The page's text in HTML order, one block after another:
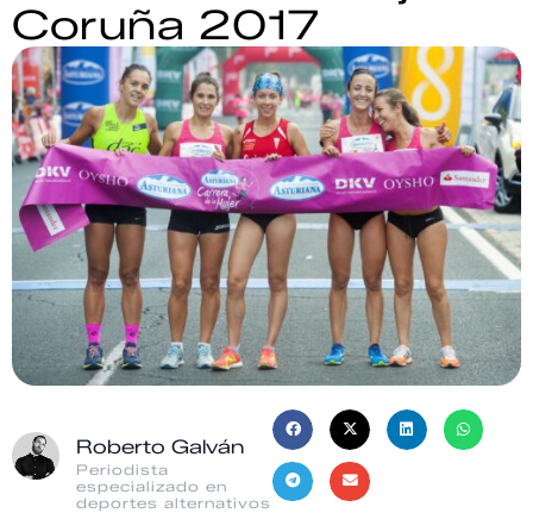
Coruña 2017
Roberto Galván
Periodista
especializado en
deportes alternativos